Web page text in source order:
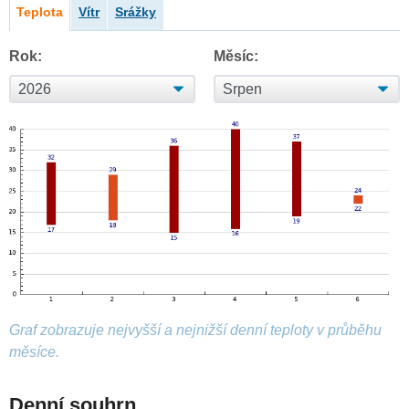
Teplota Vítr Srážky
Rok: Měsíc:
Graf zobrazuje nejvyšší a nejnižší denní teploty v průběhu
měsíce.